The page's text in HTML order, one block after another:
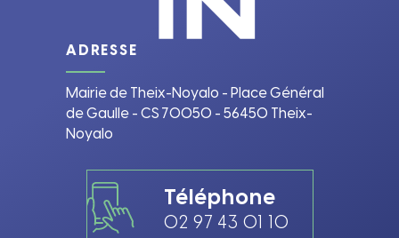
ADRESSE
Mairie de Theix-Noyalo - Place Général
de Gaulle - CS 70050 - 56450 Theix-
Noyalo
Téléphone
02 97 43 01 10